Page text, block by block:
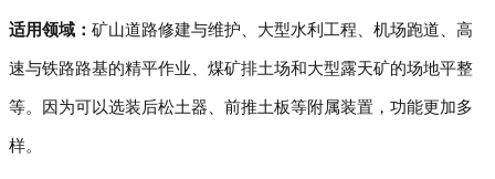
适用领域： 矿山道路修建与维护、大型水利工程、机场跑道、高
速与铁路路基的精平作业、煤矿排土场和大型露天矿的场地平整
等。因为可以选装后松土器、前推土板等附属装置，功能更加多
样。